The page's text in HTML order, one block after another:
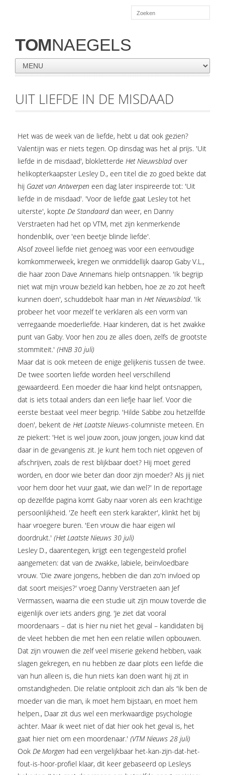
TOMNAEGELS
UIT LIEFDE IN DE MISDAAD
Het was de week van de liefde, hebt u dat ook gezien?
Valentijn was er niets tegen. Op dinsdag was het al prijs. 'Uit
liefde in de misdaad', blokletterde Het Nieuwsblad over
helikopterkaapster Lesley D., een titel die zo goed bekte dat
hij Gazet van Antwerpen een dag later inspireerde tot: 'Uit
liefde in de misdaad'. 'Voor de liefde gaat Lesley tot het
uiterste', kopte De Standaard dan weer, en Danny
Verstraeten had het op VTM, met zijn kenmerkende
hondenblik, over 'een beetje blinde liefde'.
Alsof zoveel liefde niet genoeg was voor een eenvoudige
komkommerweek, kregen we onmiddellijk daarop Gaby V.L.,
die haar zoon Dave Annemans hielp ontsnappen. 'Ik begrijp
niet wat mijn vrouw bezield kan hebben, hoe ze zo zot heeft
kunnen doen', schuddebolt haar man in Het Nieuwsblad. 'Ik
probeer het voor mezelf te verklaren als een vorm van
verregaande moederliefde. Haar kinderen, dat is het zwakke
punt van Gaby. Voor hen zou ze alles doen, zelfs de grootste
stommiteit.' (HNB 30 juli)
Maar dat is ook meteen de enige gelijkenis tussen de twee.
De twee soorten liefde worden heel verschillend
gewaardeerd. Een moeder die haar kind helpt ontsnappen,
dat is iets totaal anders dan een liefje haar lief. Voor die
eerste bestaat veel meer begrip. 'Hilde Sabbe zou hetzelfde
doen', bekent de Het Laatste Nieuws-columniste meteen. En
ze piekert: 'Het is wel jouw zoon, jouw jongen, jouw kind dat
daar in de gevangenis zit. Je kunt hem toch niet opgeven of
afschrijven, zoals de rest blijkbaar doet? Hij moet gered
worden, en door wie beter dan door zijn moeder? Als jij niet
voor hem door het vuur gaat, wie dan wel?' In de reportage
op dezelfde pagina komt Gaby naar voren als een krachtige
persoonlijkheid. 'Ze heeft een sterk karakter', klinkt het bij
haar vroegere buren. 'Een vrouw die haar eigen wil
doordrukt.' (Het Laatste Nieuws 30 juli)
Lesley D., daarentegen, krijgt een tegengesteld profiel
aangemeten: dat van de zwakke, labiele, beïnvloedbare
vrouw. 'Die zware jongens, hebben die dan zo'n invloed op
dat soort meisjes?' vroeg Danny Verstraeten aan Jef
Vermassen, waarna die een studie uit zijn mouw toverde die
eigenlijk over iets anders ging. 'Je ziet dat vooral
moordenaars – dat is hier nu niet het geval – kandidaten bij
de vleet hebben die met hen een relatie willen opbouwen.
Dat zijn vrouwen die zelf veel miserie gekend hebben, vaak
slagen gekregen, en nu hebben ze daar plots een liefde die
van hun alleen is, die hun niets kan doen want hij zit in
omstandigheden. Die relatie ontplooit zich dan als “ik ben de
moeder van die man, ik moet hem bijstaan, en moet hem
helpen., Daar zit dus wel een merkwaardige psychologie
achter. Maar ik weet niet of dat hier ook het geval is, het
gaat hier niet om een moordenaar.' (VTM Nieuws 28 juli)
Ook De Morgen had een vergelijkbaar het-kan-zijn-dat-het-
fout-is-hoor-profiel klaar, dit keer gebaseerd op Lesleys